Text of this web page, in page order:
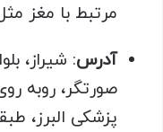
مرتبط با مغز
آدرس: شیراز،
صورتگر، روبه
پزشکی البرز، طبقه 3، واحد